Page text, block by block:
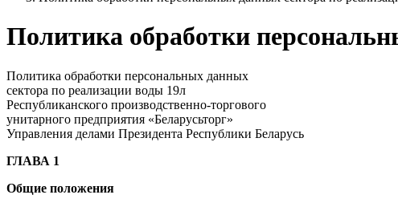
Политика обработки
Политика обработки персональных данных
сектора по реализации воды 19л
Республиканского производственно-торгового
унитарного предприятия «Беларусьторг»
Управления делами Президента Республики Беларусь
ГЛАВА 1
Общие положения